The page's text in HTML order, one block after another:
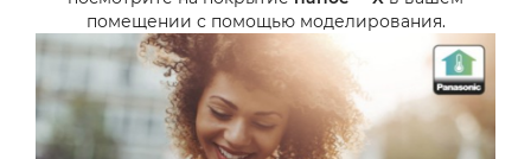
помещении с помощью моделирования.